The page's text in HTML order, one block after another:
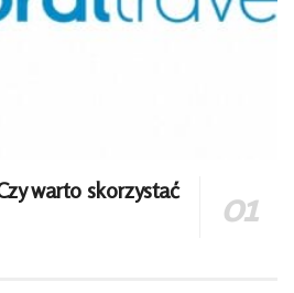
warto skorzystać